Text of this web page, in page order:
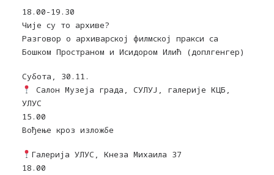
18.00-19.30
Чије су то архиве?
Разговор о архиварској филмској пракси са
Бошком Пространом и Исидором Илић (доплгенгер)
Субота, 30.11.
Салон Музеја града, СУЛУЈ, галерије КЦБ,
УЛУС
15.00
Вођење кроз изложбе
Галерија УЛУС, Кнеза Михаила 37
18.00